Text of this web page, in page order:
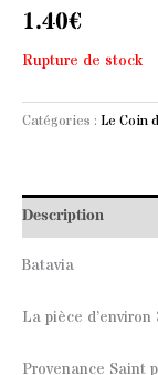
1.40€
Rupture de stock
Catégories : Le Coin
Description
Batavia
La pièce d’environ
Provenance Saint